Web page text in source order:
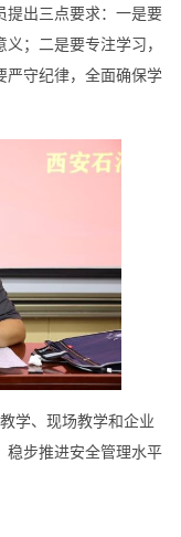
提出三点要求：一是要
；二是要专注学习，
严守纪律，全面确保学
学、现场教学和企业
稳步推进安全管理水平